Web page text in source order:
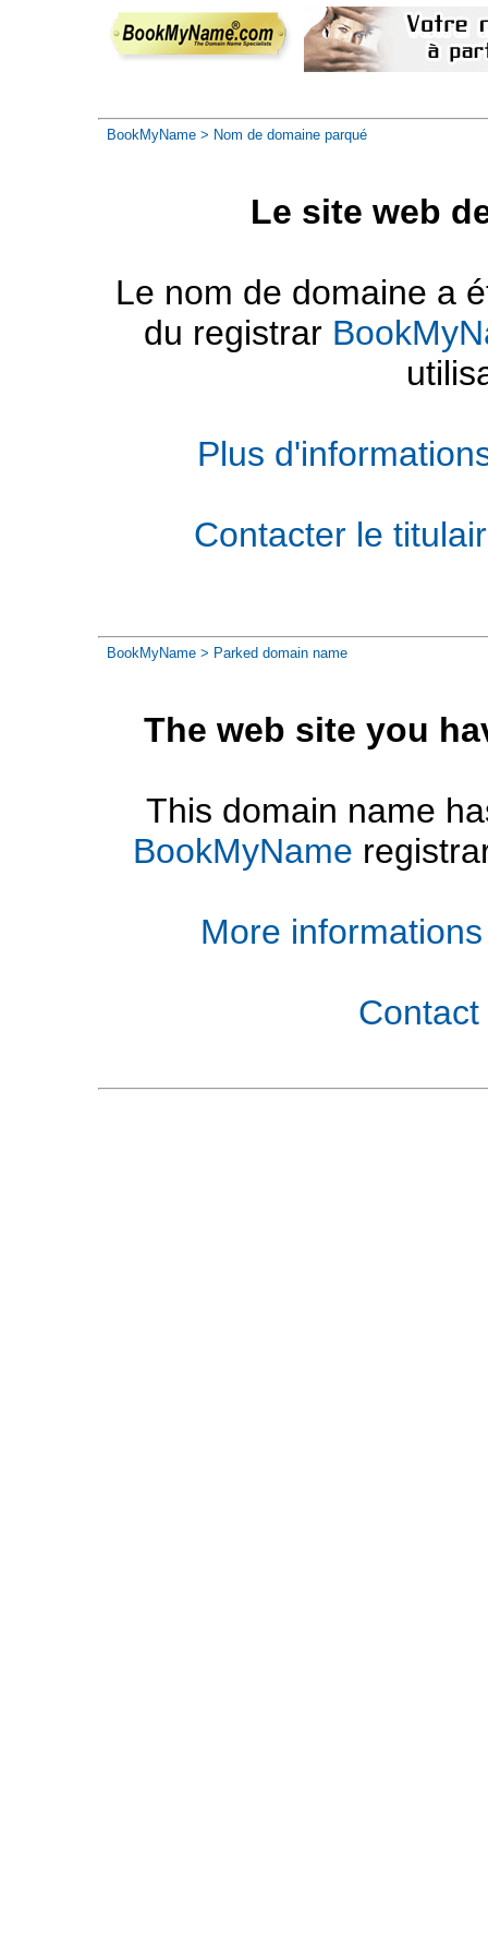
BookMyName > Nom de domaine parqué
Le site web
Le nom de domaine a
du registrar
Plus
Contacter le
BookMyName > Parked domain name
The web site you
This domain name
BookMyName
More